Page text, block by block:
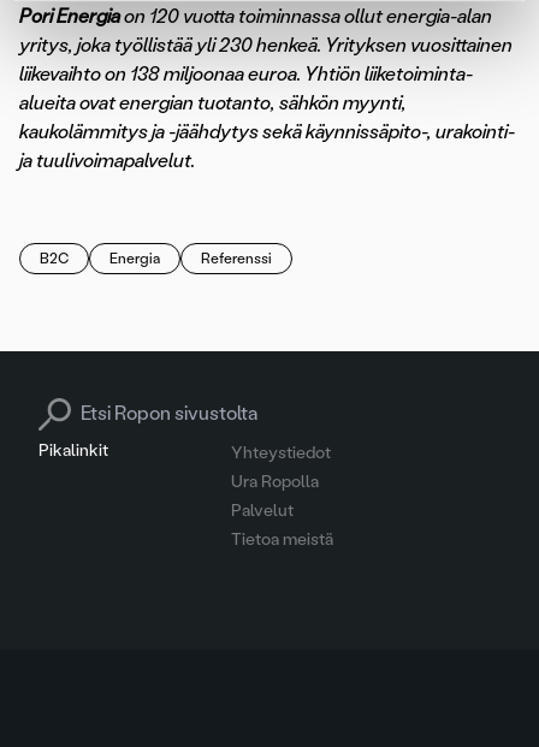
Pori Energiaon 120 vuotta toiminnassa ollut energia-alan
yritys, joka työllistää yli 230 henkeä. Yrityksen vuosittainen
liikevaihto on 138 miljoonaa euroa. Yhtiön liiketoiminta-
alueita ovat energian tuotanto, sähkön myynti,
kaukolämmitys ja -jäähdytys sekä käynnissäpito-, urakointi-
ja tuulivoimapalvelut.
B2C Energia Referenssi
Pikalinkit
Yhteystiedot
Ura Ropolla
Palvelut
Tietoa meistä
Search for: